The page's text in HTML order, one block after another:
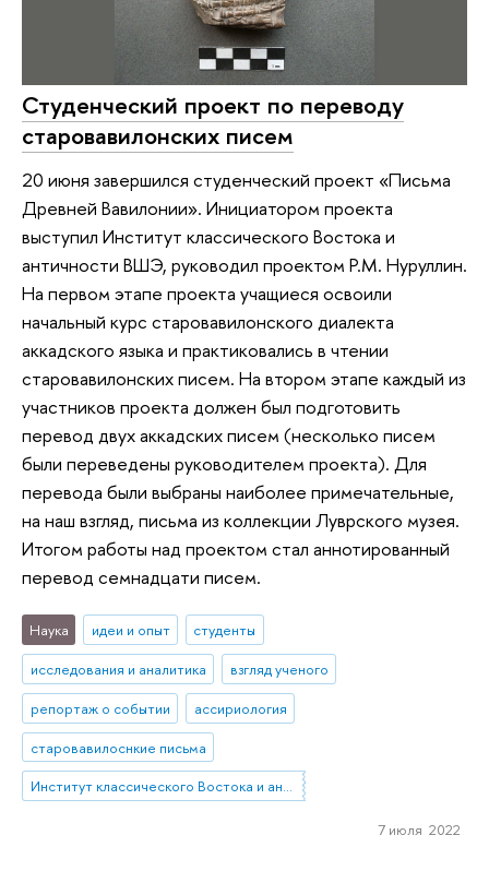
Студенческий проект по переводу
старовавилонских писем
20 июня завершился студенческий проект «Письма
Древней Вавилонии». Инициатором проекта
выступил Институт классического Востока и
античности ВШЭ, руководил проектом Р.М. Нуруллин.
На первом этапе проекта учащиеся освоили
начальный курс старовавилонского диалекта
аккадского языка и практиковались в чтении
старовавилонских писем. На втором этапе каждый из
участников проекта должен был подготовить
перевод двух аккадских писем (несколько писем
были переведены руководителем проекта). Для
перевода были выбраны наиболее примечательные,
на наш взгляд, письма из коллекции Луврского музея.
Итогом работы над проектом стал аннотированный
перевод семнадцати писем.
Наука идеи и опыт
студенты
исследования и аналитика
взгляд ученого
репортаж о событии
ассириология
старовавилоснкие письма
Институт классического Востока и античности
7 июля 2022